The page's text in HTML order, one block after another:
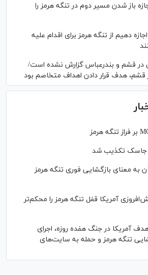
باز شدن مسیر دوم در تنگه هرمز را
دهیم از تنگه هرمز برای اقدام علیه
در قشم و بندرعباس گزارش نشده است/
قشم، هدف قرار دادن اهداف متخاصم بود
جاسک تکذیب شد
به معنای بازگشایی فوری تنگه هرمز
آمریکا قفل تنگه هرمز را محکم‌تر
آمریکا در جنگ هفده روزه، اجرای
تنگه هرمز و حمله به سایت‌های